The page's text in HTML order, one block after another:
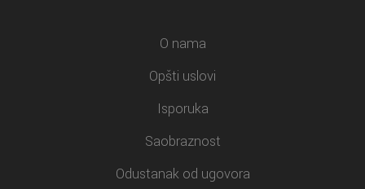
O nama
Opšti uslovi
Isporuka
Saobraznost
Odustanak od ugovora